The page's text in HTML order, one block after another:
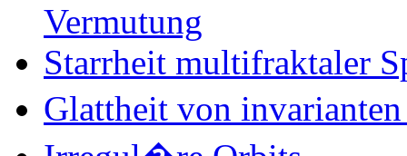
Vermutung
Starrheit multifraktaler
Glattheit von